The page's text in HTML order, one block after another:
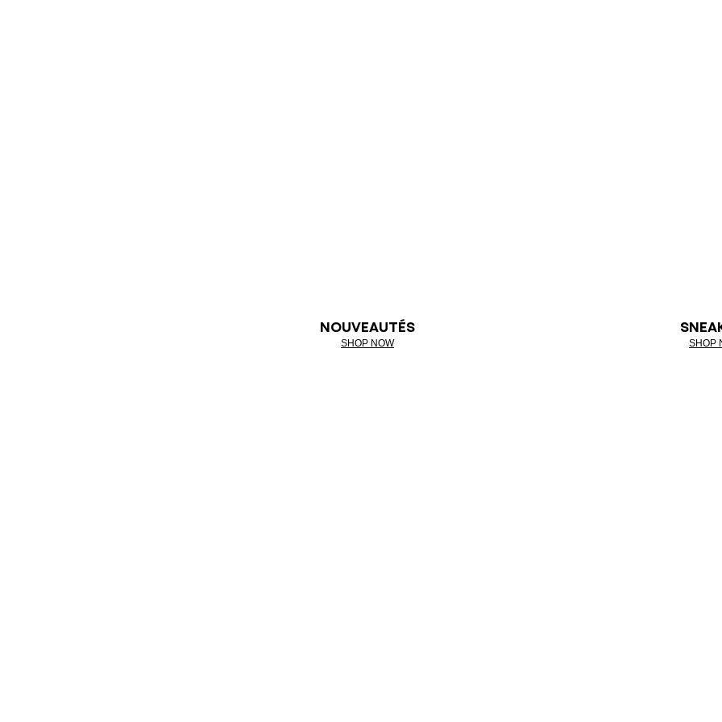
NOUVEAUTÉS
SHOP NOW SHOP